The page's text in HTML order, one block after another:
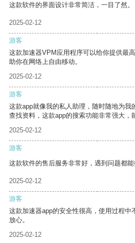
这款软件的界面设计非常简洁，一目了然。
2025-02-12
游客
这款加速器VPM应用程序可以给你提供最
助你在网络上自由移动。
2025-02-12
游客
这款app就像我的私人助理，随时随地为我
查找资料，这款app的搜索功能非常强大，
2025-02-12
游客
这款软件的售后服务非常好，遇到问题都能
2025-02-12
游客
这款加速器app的安全性很高，使用过程中
放心。
2025-02-12